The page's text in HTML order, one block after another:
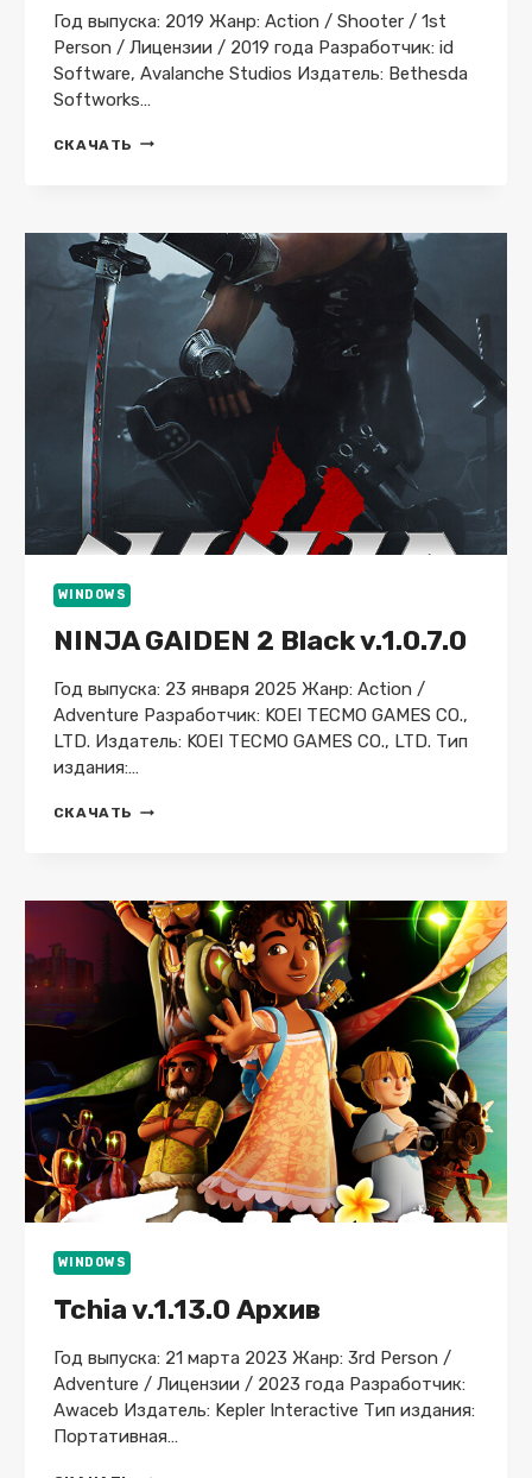
Год выпуска: 2019 Жанр: Action / Shooter / 1st
Person / Лицензии / 2019 года Разработчик: id
Software, Avalanche Studios Издатель: Bethesda
Softworks…
СКАЧАТЬ RAGE
V.1.09
STEAM-
СКАЧАТЬ
ТОРРЕНТ
БЕСПЛАТНО
ЛИЦЕНЗИЯ
WINDOWS
NINJA GAIDEN 2 Black v.1.0.7.0
Год выпуска: 23 января 2025 Жанр: Action /
Adventure Разработчик: KOEI TECMO GAMES CO.,
LTD. Издатель: KOEI TECMO GAMES CO., LTD. Тип
издания:…
СКАЧАТЬ NINJA
WINDOWS
Tchia v.1.13.0 Архив
Год выпуска: 21 марта 2023 Жанр: 3rd Person /
Adventure / Лицензии / 2023 года Разработчик:
Awaceb Издатель: Kepler Interactive Тип издания:
Портативная…